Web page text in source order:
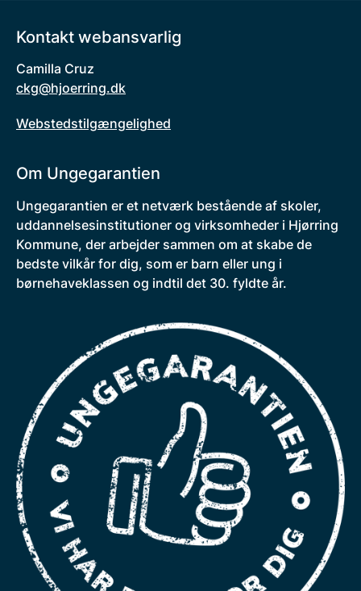
Kontakt webansvarlig
Camilla Cruz
ckg@hjoerring.dk
Webstedstilgængelighed
Om Ungegarantien
Ungegarantien er et netværk bestående af skoler,
uddannelsesinstitutioner og virksomheder i Hjørring
Kommune, der arbejder sammen om at skabe de
bedste vilkår for dig, som er barn eller ung i
børnehaveklassen og indtil det 30. fyldte år.